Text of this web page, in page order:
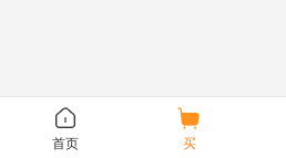
首页 买